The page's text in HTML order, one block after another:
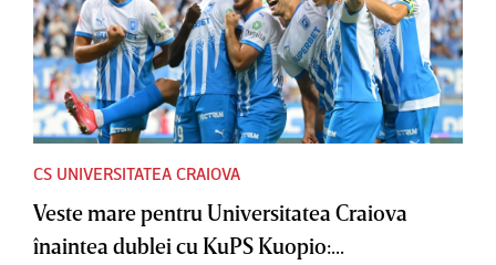
CS UNIVERSITATEA CRAIOVA
Veste mare pentru Universitatea Craiova
înaintea dublei cu KuPS Kuopio:...